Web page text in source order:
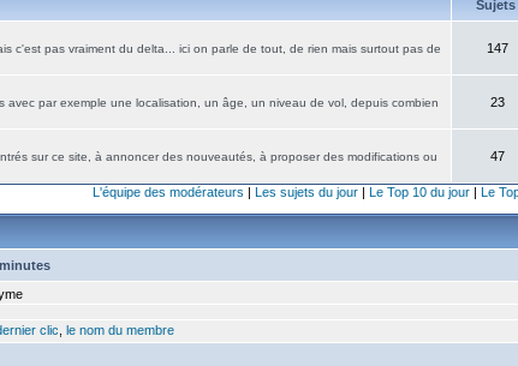
Sujets
c'est pas vraiment du delta... ici on parle de tout, de rien mais surtout pas de
147
par exemple une localisation, un âge, un niveau de vol, depuis combien
23
sur ce site, à annoncer des nouveautés, à proposer des modifications ou
47
L'équipe des modérateurs | Les sujets du jour| Le Top 10 du jour| Le
clic le nom du membre